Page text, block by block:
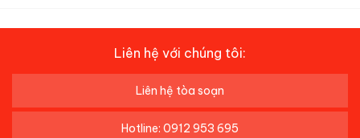
Liên hệ với chúng tôi:
Liên hệ tòa soạn
Hotline: 0912 953 695